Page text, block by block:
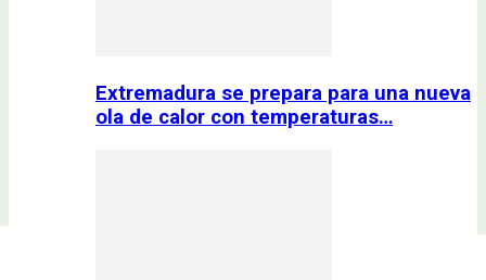
Extremadura se prepara para una nueva
ola de calor con temperaturas…